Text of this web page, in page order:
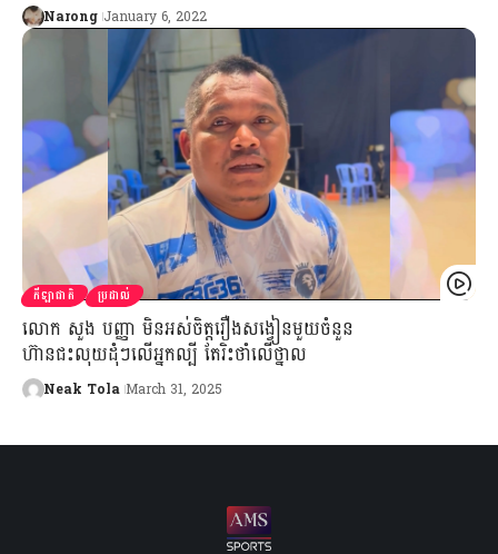
Narong January 6, 2022
កីឡាជាតិ ប្រដាល់
លោក សួង បញ្ញា មិនអស់ចិត្តរឿងសង្វៀនមួយចំនួន
ហ៊ានជះលុយដុំៗលើអ្នកល្បី តែរិះថាំលើថ្នាល
Neak Tola March 31, 2025